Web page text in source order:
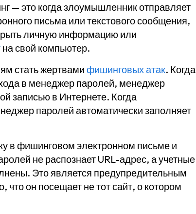
это когда злоумышленник отправляет
письма или текстового сообщения,
личную информацию или
на свой компьютер.
стать жертвами фишинговых атак. Когда
в менеджер паролей, менеджер
записью в Интернете. Когда
паролей автоматически заполняет
в фишинговом электронном письме и
не распознает URL-адрес, а учетные
Это является предупредительным
он посещает не тот сайт, о котором